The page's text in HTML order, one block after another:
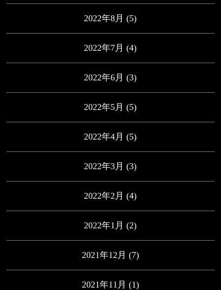
2022年8月 (5)
2022年7月 (4)
2022年6月 (3)
2022年5月 (5)
2022年4月 (5)
2022年3月 (3)
2022年2月 (4)
2022年1月 (2)
2021年12月 (7)
2021年11月 (1)